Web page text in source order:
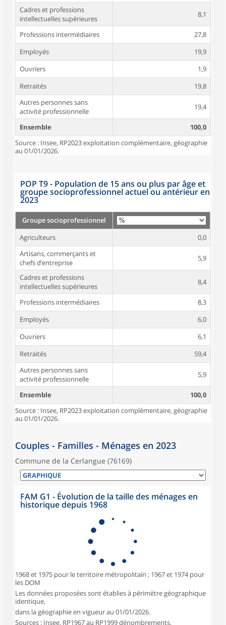
Cadres et professions
intellectuelles supérieures
8,1
Professions intermédiaires
27,8
Employés
19,9
Ouvriers
1,9
Retraités
19,8
Autres personnes sans
activité professionnelle
19,4
Ensemble
100,0
Source : Insee, RP2023 exploitation complémentaire, géographie
au 01/01/2026.
POP T9 - Population de 15 ans ou plus par âge et
groupe socioprofessionnel actuel ou antérieur en
2023
Groupe socioprofessionnel
Agriculteurs
0,0
Artisans, commerçants et
chefs d’entreprise
5,9
Cadres et professions
intellectuelles supérieures
8,4
Professions intermédiaires
8,3
Employés
6,0
Ouvriers
6,1
Retraités
59,4
Autres personnes sans
activité professionnelle
5,9
Ensemble
100,0
Source : Insee, RP2023 exploitation complémentaire, géographie
au 01/01/2026.
Couples - Familles - Ménages en 2023
Commune de la Cerlangue (76169)
FAM G1 - Évolution de la taille des ménages en
historique depuis 1968
1968 et 1975 pour le territoire métropolitain ; 1967 et 1974 pour
les DOM
Les données proposées sont établies à périmètre géographique
identique,
dans la géographie en vigueur au 01/01/2026.
Sources : Insee, RP1967 au RP1999 dénombrements,